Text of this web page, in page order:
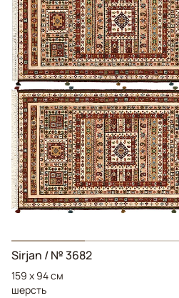
Sirjan / № 3682
159 x 94 см
шерсть